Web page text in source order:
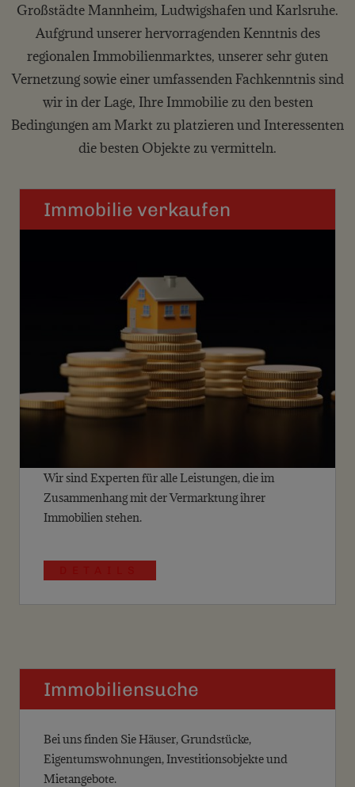
Großstädte Mannheim, Ludwigshafen und Karlsruhe.
Aufgrund unserer hervorragenden Kenntnis des
regionalen Immobilienmarktes, unserer sehr guten
Vernetzung sowie einer umfassenden Fachkenntnis sind
wir in der Lage, Ihre Immobilie zu den besten
Bedingungen am Markt zu platzieren und Interessenten
die besten Objekte zu vermitteln.
Immobilie verkaufen
Wir sind Experten für alle Leistungen, die im
Zusammenhang mit der Vermarktung ihrer
Immobilien stehen.
Immobiliensuche
Bei uns finden Sie Häuser, Grundstücke,
Eigentumswohnungen, Investitionsobjekte und
Mietangebote.